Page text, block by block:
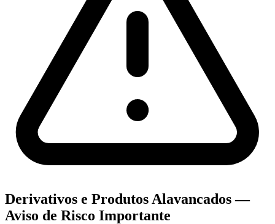
Derivativos e Produtos Alavancados —
Aviso de Risco Importante